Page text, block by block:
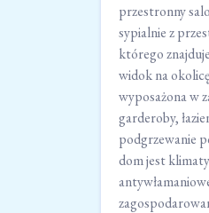
przestronny
sypialnie z
którego
widok na
wyposażona w
garderoby,
podgrzewanie
dom jest